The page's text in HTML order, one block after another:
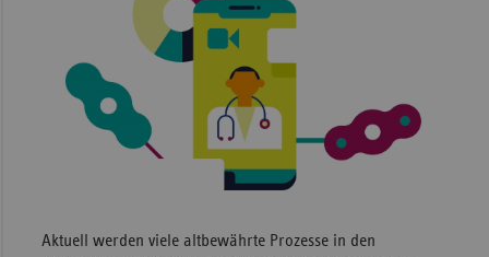
Aktuell werden viele altbewährte Prozesse in den